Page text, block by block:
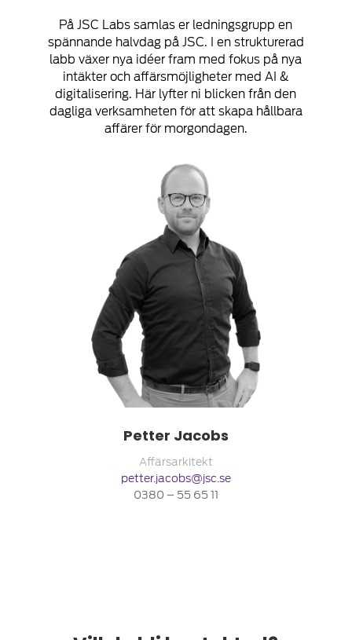
På JSC Labs samlas er ledningsgrupp en
spännande halvdag på JSC. I en strukturerad
labb växer nya idéer fram med fokus på nya
intäkter och affärsmöjligheter med AI &
digitalisering. Här lyfter ni blicken från den
dagliga verksamheten för att skapa hållbara
affärer för morgondagen.
Petter Jacobs
Affärsarkitekt
petter.jacobs@jsc.se
0380 – 55 65 11